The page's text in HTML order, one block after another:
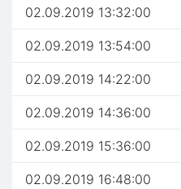
02.09.2019 13:32:00
02.09.2019 13:54:00
02.09.2019 14:22:00
02.09.2019 14:36:00
02.09.2019 15:36:00
02.09.2019 16:48:00